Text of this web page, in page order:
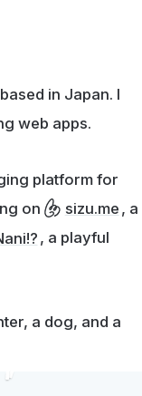
in Japan. I
web apps.
platform for
on
sizu.me , a
, a playful
a dog, and a